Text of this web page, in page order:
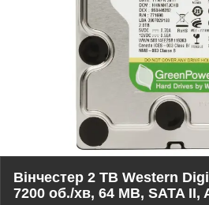
Вінчестер 2 TB Western
7200 об./хв, 64 MB, SATA II,